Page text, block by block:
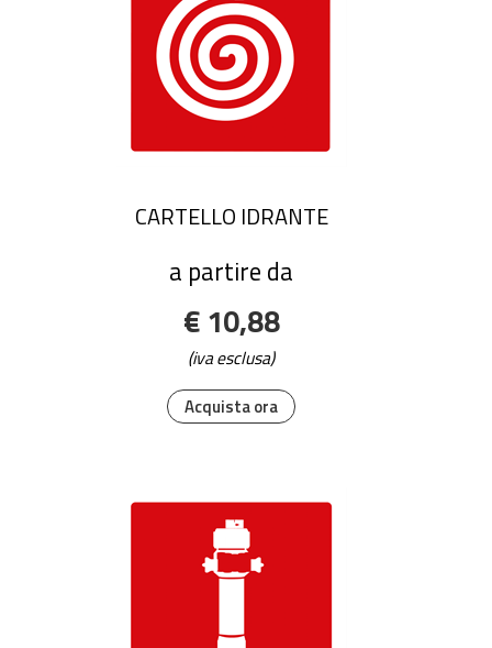
Acquista ora
CARTELLO IDRANTE
a partire da
€ 10,88
(iva esclusa)